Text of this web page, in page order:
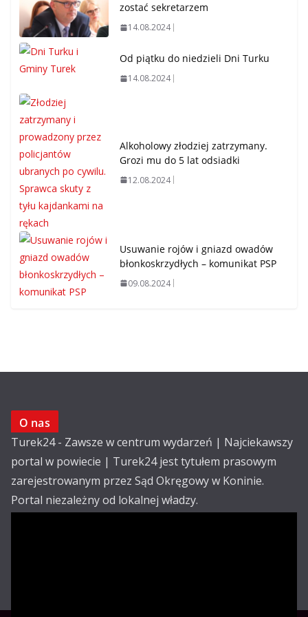
zostać sekretarzem
14.08.2024
Od piątku do niedzieli Dni Turku
14.08.2024
Alkoholowy złodziej zatrzymany.
Grozi mu do 5 lat odsiadki
12.08.2024
Usuwanie rojów i gniazd owadów
błonkoskrzydłych – komunikat PSP
09.08.2024
O nas
Turek24 - Zawsze w centrum wydarzeń | Najciekawszy
portal w powiecie | Turek24 jest tytułem prasowym
zarejestrowanym przez Sąd Okręgowy w Koninie.
Portal niezależny od lokalnej władzy.